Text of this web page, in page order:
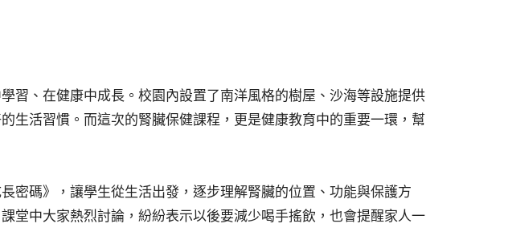
習、在健康中成長。校園內設置了南洋風格的樹屋、沙海等設施提供
生活習慣。而這次的腎臟保健課程，更是健康教育中的重要一環，幫
密碼》，讓學生從生活出發，逐步理解腎臟的位置、功能與保護方
堂中大家熱烈討論，紛紛表示以後要減少喝手搖飲，也會提醒家人一